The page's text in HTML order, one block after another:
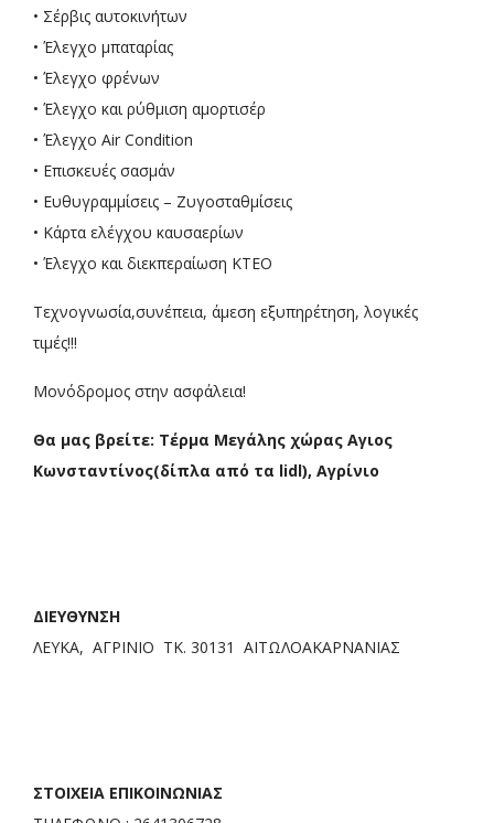
• Σέρβις αυτοκινήτων
• Έλεγχο μπαταρίας
• Έλεγχο φρένων
• Έλεγχο και ρύθμιση αμορτισέρ
• Έλεγχο Air Condition
• Επισκευές σασμάν
• Ευθυγραμμίσεις – Ζυγοσταθμίσεις
• Κάρτα ελέγχου καυσαερίων
• Έλεγχο και διεκπεραίωση ΚΤΕΟ
Τεχνογνωσία,συνέπεια, άμεση εξυπηρέτηση, λογικές
τιμές!!!
Μονόδρομος στην ασφάλεια!
Θα μας βρείτε: Τέρμα Μεγάλης χώρας Αγιος
Κωνσταντίνος(δίπλα από τα lidl), Αγρίνιο
ΔΙΕΥΘΥΝΣΗ
ΛΕΥΚΑ, ΑΓΡΙΝΙΟ ΤΚ. 30131 ΑΙΤΩΛΟΑΚΑΡΝΑΝΙΑΣ
ΣΤΟΙΧΕΙΑ ΕΠΙΚΟΙΝΩΝΙΑΣ